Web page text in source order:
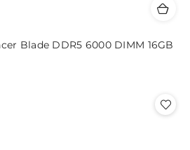
Blade DDR5 6000 DIMM 16GB